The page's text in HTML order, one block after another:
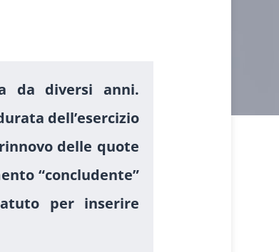
da diversi anni.
dell’esercizio
delle quote
“concludente”
per inserire